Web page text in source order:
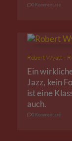
0 Kommentare
Robert Wyatt –
Ein
Jazz, kein
ist eine
auch.
0 Kommentare